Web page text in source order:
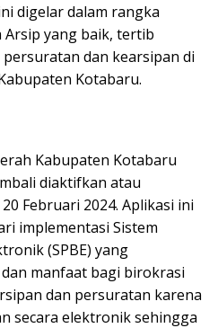
digelar dalam rangka
yang baik, tertib
dan kearsipan di
Kotabaru.
Kabupaten Kotabaru
diaktifkan atau
Februari 2024. Aplikasi ini
implementasi Sistem
(SPBE) yang
manfaat bagi birokrasi
dan persuratan karena
secara elektronik sehingga